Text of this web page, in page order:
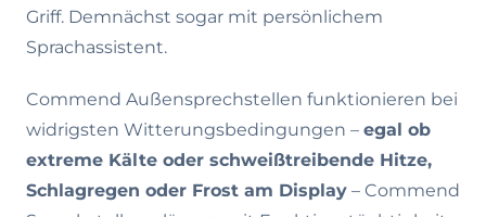
Griff. Demnächst sogar mit persönlichem
Sprachassistent.
Commend Außensprechstellen funktionieren bei
widrigsten Witterungsbedingungen – egal ob
extreme Kälte oder schweißtreibende Hitze,
Schlagregen oder Frost am Display – Commend